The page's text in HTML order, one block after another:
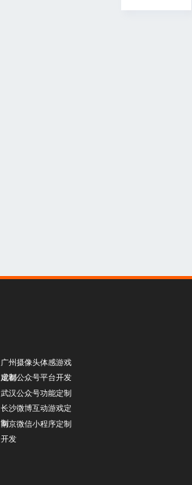
广州摄像头体感游戏
定制
成都公众号平台开发
武汉公众号功能定制
长沙微博互动游戏定
制
南京微信小程序定制
开发